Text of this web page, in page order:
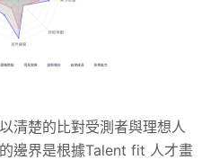
清楚的比對受測者與理想人
邊界是根據Talent fit 人才畫